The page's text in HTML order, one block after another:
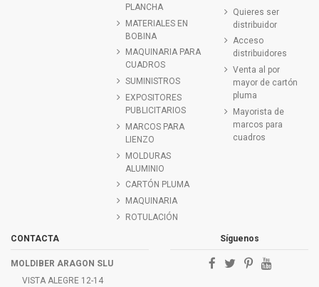
PLANCHA
MATERIALES EN
BOBINA
MAQUINARIA PARA
CUADROS
SUMINISTROS
EXPOSITORES
PUBLICITARIOS
MARCOS PARA
LIENZO
MOLDURAS
ALUMINIO
CARTÓN PLUMA
MAQUINARIA
ROTULACIÓN
Quieres ser
distribuidor
Acceso
distribuidores
Venta al por
mayor de cartón
pluma
Mayorista de
marcos para
cuadros
CONTACTA
MOLDIBER ARAGON SLU
VISTA ALEGRE 12-14
Síguenos